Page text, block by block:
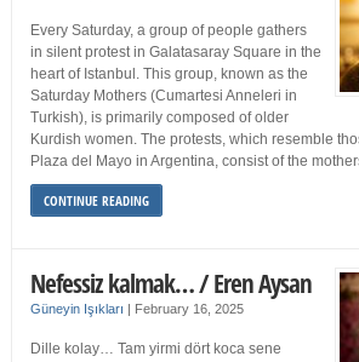
Every Saturday, a group of people gathers
in silent protest in Galatasaray Square in the
heart of Istanbul. This group, known as the
Saturday Mothers (Cumartesi Anneleri in
Turkish), is primarily composed of older
Kurdish women. The protests, which resemble
Plaza del Mayo in Argentina, consist of the
CONTINUE READING
Nefessiz kalmak… / Eren Aysan
Güneyin Işıkları | February 16, 2025
Dille kolay… Tam yirmi dört koca sene